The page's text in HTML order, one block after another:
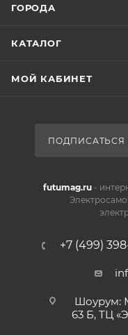
ГОРОДА
КАТАЛОГ
МОЙ КАБИНЕТ
ПОДПИСАТЬСЯ
futumag.ru-
+7 (499)
Шоурум:
63 Б, ТЦ